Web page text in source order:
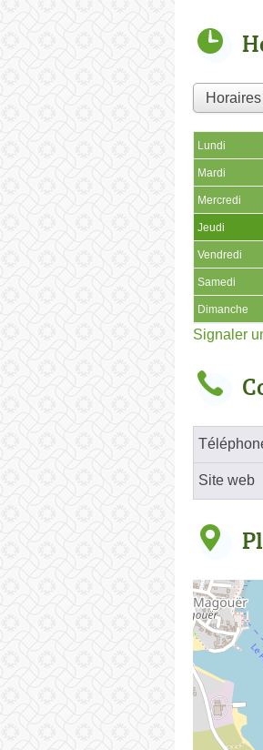
Lundi
Mardi
Mercredi
Jeudi
Vendredi
Samedi
Dimanche
Signaler
Site web